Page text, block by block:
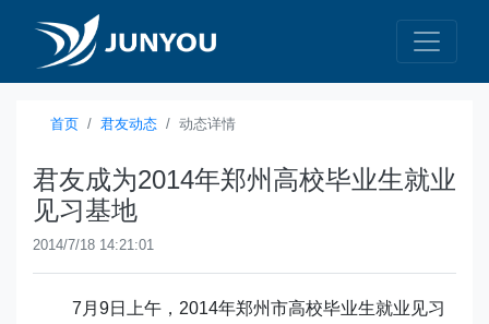
首页 君友动态 动态详情
君友成为2014年郑州高校毕业生就业
见习基地
2014/7/18 14:21:01
7 月 9日上午， 2014年郑州市高校毕业生就业见习